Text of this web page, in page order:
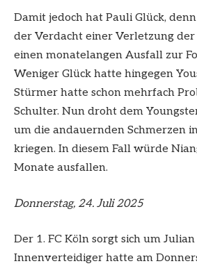
Damit jedoch hat Pauli Glück,
der Verdacht einer Verletzung der
einen monatelangen Ausfall zur
Weniger Glück hatte hingegen
Stürmer hatte schon mehrfach
Schulter. Nun droht dem
um die andauernden Schmerzen
kriegen. In diesem Fall würde
Monate ausfallen.
Donnerstag, 24. Juli 2025
Der 1. FC Köln sorgt sich um
Innenverteidiger hatte am